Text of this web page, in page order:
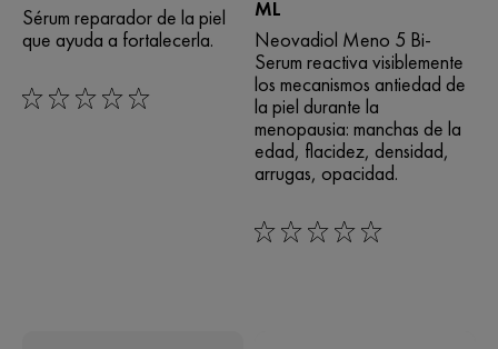
Sérum reparador de la piel
que ayuda a fortalecerla.
0/5
ML
Neovadiol Meno 5 Bi-
Serum reactiva visiblemente
los mecanismos antiedad de
la piel durante la
menopausia: manchas de la
edad, flacidez, densidad,
arrugas, opacidad.
0/5